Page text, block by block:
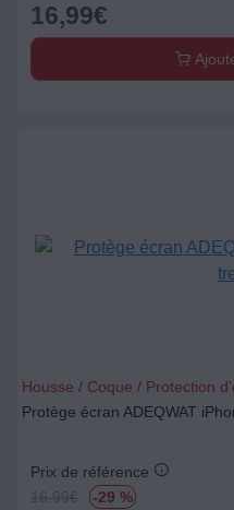
16,99€
Housse / Coque / Protection
Protège écran ADEQWAT
Prix de référence
16.99€ -29 %